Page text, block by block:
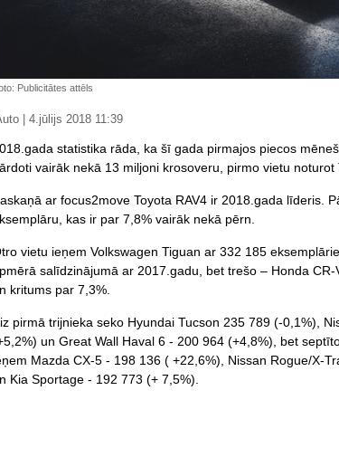
Publicitātes attēls
| 4.jūlijs 2018 11:39
statistika rāda, ka šī gada pirmajos piecos
vairāk nekā 13 miljoni krosoveru, pirmo vietu noturot
ar focus2move Toyota RAV4 ir 2018.gada līderis.
kas ir par 7,8% vairāk nekā pērn.
vietu ieņem Volkswagen Tiguan ar 332 185
salīdzinājumā ar 2017.gadu, bet trešo – Honda
kritums par 7,3%.
pirmā trijnieka seko Hyundai Tucson 235 789 (-0,1%),
un Great Wall Haval 6 - 200 964 (+4,8%), bet
Mazda CX-5 - 198 136 ( +22,6%), Nissan Rogue/X-
Kia Sportage - 192 773 (+ 7,5%).